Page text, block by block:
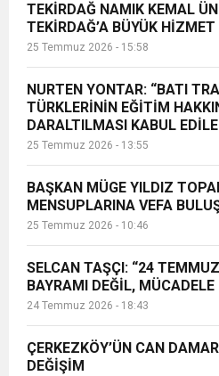
TEKİRDAĞ NAMIK KEMAL
TEKİRDAĞ’A BÜYÜK HİZMET
25 Temmuz 2026 - 15:58
NURTEN YONTAR: “BATI
TÜRKLERİNİN EĞİTİM
DARALTILMASI KABUL
25 Temmuz 2026 - 13:55
BAŞKAN MÜGE YILDIZ
MENSUPLARINA VEFA
25 Temmuz 2026 - 10:46
SELCAN TAŞÇI: “24
BAYRAMI DEĞİL, MÜCADELE
24 Temmuz 2026 - 18:43
ÇERKEZKÖY’ÜN CAN
DEĞİŞİM